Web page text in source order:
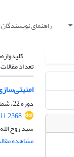
راهنمای نویسندگان
تعداد
دوره 22، شماره 3، زمستان 1404، صفحه
سید روح
مشاهده